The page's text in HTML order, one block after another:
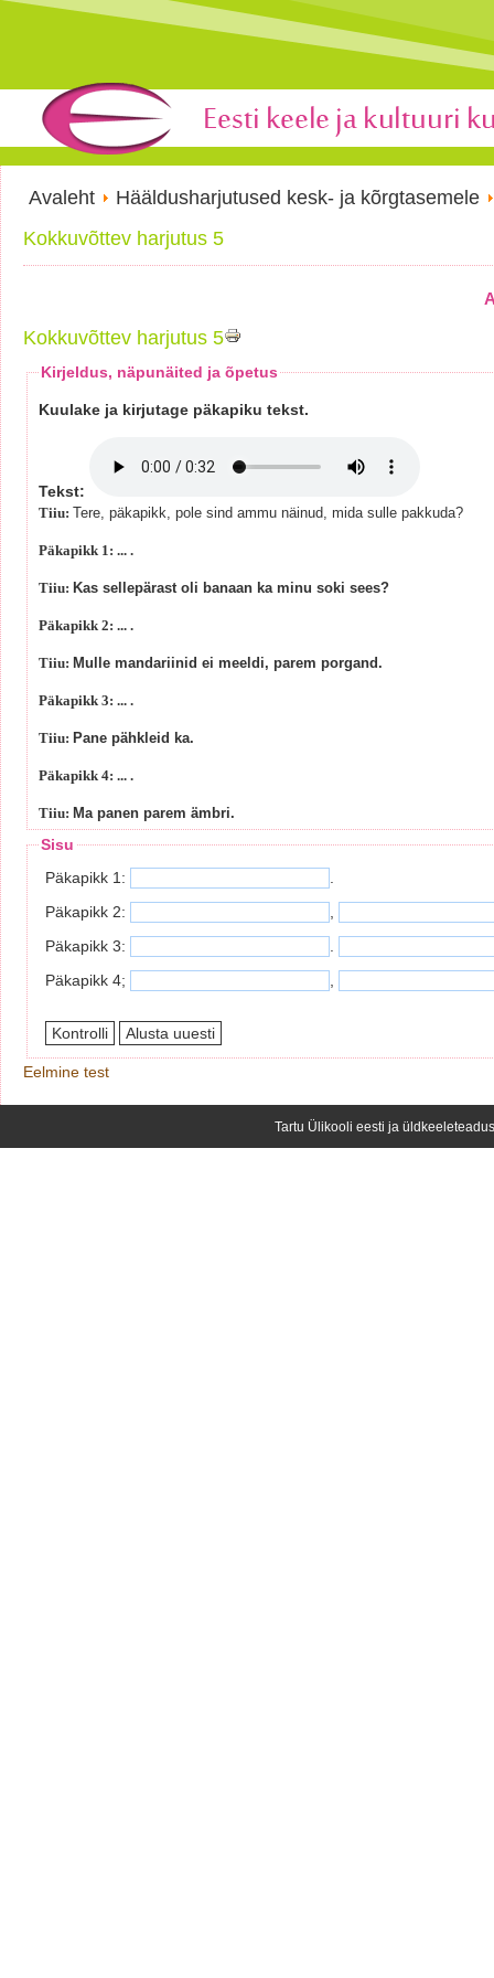
Avaleht
Hääldusharjutused kesk- ja kõrgtasemele
Kokkuvõttev harjutus 5
Kokkuvõttev harjutus 5
Kirjeldus, näpunäited ja õpetus
Kuulake ja kirjutage päkapiku tekst.
Tekst:
Tiiu: Tere, päkapikk, pole sind ammu näinud, mida sulle pakkuda?
Päkapikk 1: ... .
Tiiu: Kas sellepärast oli banaan ka minu soki sees?
Päkapikk 2: ... .
Tiiu: Mulle mandariinid ei meeldi, parem porgand.
Päkapikk 3: ... .
Tiiu: Pane pähkleid ka.
Päkapikk 4: ... .
Tiiu: Ma panen parem ämbri.
Sisu
Päkapikk 1:
Päkapikk 2:
Päkapikk 3:
Päkapikk 4;
Eelmine test
Tartu Ülikooli eesti ja